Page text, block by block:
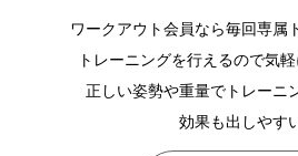
ワークアウト会員なら毎回専属
トレーニングを行えるので気
正しい姿勢や重量でトレーニ
効果も出しやす